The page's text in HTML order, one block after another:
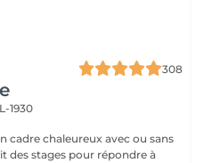
308
1930
cadre chaleureux avec ou sans
des stages pour répondre à